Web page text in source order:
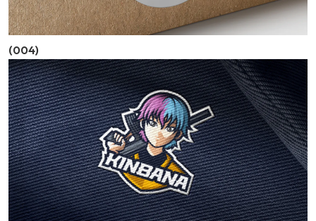
(004)